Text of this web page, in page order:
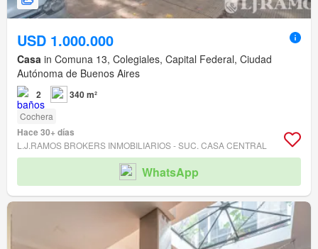
USD 1.000.000
Casa in Comuna 13, Colegiales, Capital Federal, Ciudad
Autónoma de Buenos Aires
2 340 m²
Cochera
Hace 30+ días
L.J.RAMOS BROKERS INMOBILIARIOS - SUC. CASA CENTRAL
WhatsApp